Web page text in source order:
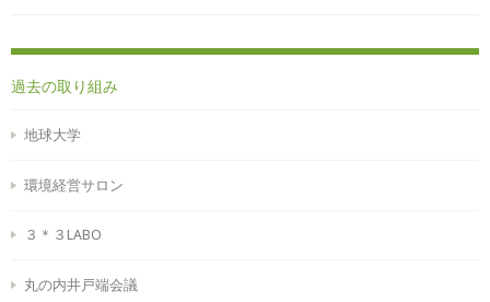
過去の取り組み
地球大学
環境経営サロン
３＊３LABO
丸の内井戸端会議